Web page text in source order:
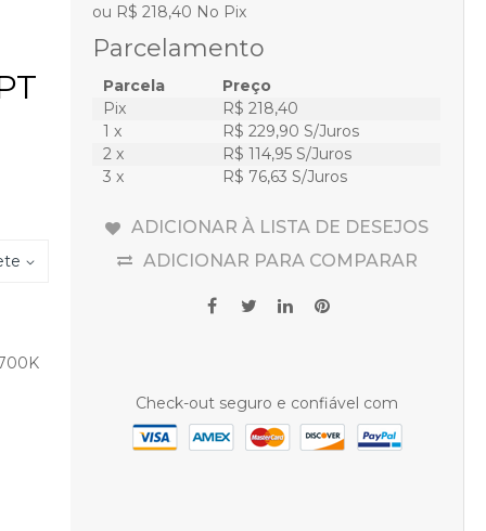
ou R$ 218,40 No Pix
Parcelamento
Parcela
Preço
Pix
R$ 218,40
1 x
R$ 229,90 S/Juros
2 x
R$ 114,95 S/Juros
3 x
R$ 76,63 S/Juros
ADICIONAR À LISTA DE DESEJOS
ADICIONAR PARA COMPARAR
Check-out seguro e confiável com